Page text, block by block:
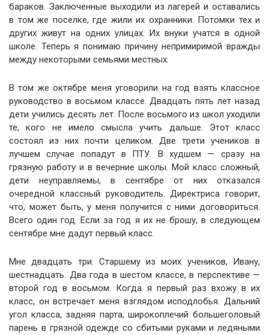
бараков. Заключенные выходили из лагерей и оставались
в том же поселке, где жили их охранники. Потомки тех и
других живут на одних улицах. Их внуки учатся в одной
школе. Теперь я понимаю причину непримиримой вражды
между некоторыми семьями местных.
В том же октябре меня уговорили на год взять классное
руководство в восьмом классе. Двадцать пять лет назад
дети учились десять лет. После восьмого из школ уходили
те, кого не имело смысла учить дальше. Этот класс
состоял из них почти целиком. Две трети учеников в
лучшем случае попадут в ПТУ. В худшем — сразу на
грязную работу и в вечерние школы. Мой класс сложный,
дети неуправляемы, в сентябре от них отказался
очередной классный руководитель. Директриса говорит,
что, может быть, у меня получится с ними договориться.
Всего один год. Если за год я их не брошу, в следующем
сентябре мне дадут первый класс.
Мне двадцать три. Старшему из моих учеников, Ивану,
шестнадцать. Два года в шестом классе, в перспективе —
второй год в восьмом. Когда я первый раз вхожу в их
класс, он встречает меня взглядом исподлобья. Дальний
угол класса, задняя парта, широкоплечий большеголовый
парень в грязной одежде со сбитыми руками и ледяными